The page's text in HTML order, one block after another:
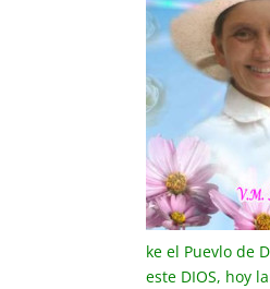
ke el Puevlo de
este DIOS, hoy